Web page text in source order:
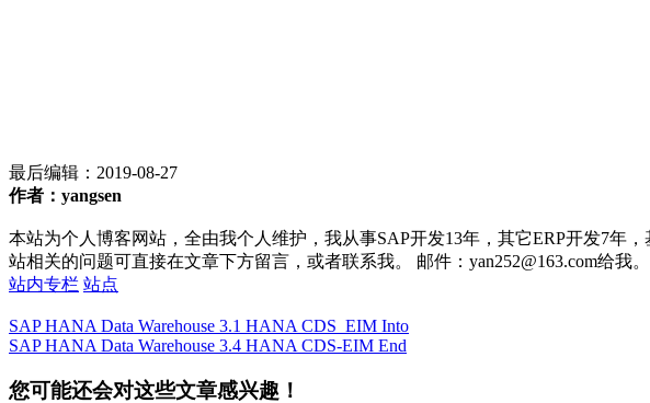
最后编辑： 2019-08-27
作者：yangsen
本站为个人博客网站，全由我个人维护，我从事SAP开发13年，其它ERP开发7年
站相关的问题可直接在文章下方留言，或者联系我。 邮件：yan252@163.com给我。
站内专栏 站点
SAP HANA Data Warehouse 3.1 HANA CDS_EIM Into
SAP HANA Data Warehouse 3.4 HANA CDS-EIM End
您可能还会对这些文章感兴趣！